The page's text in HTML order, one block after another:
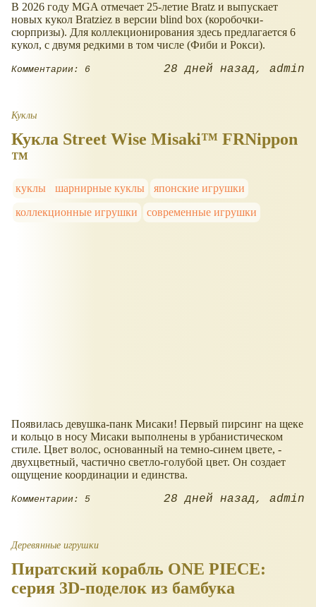
В 2026 году MGA отмечает 25-летие Bratz и выпускает
новых кукол Bratziez в версии blind box (коробочки-
сюрпризы). Для коллекционирования здесь предлагается 6
кукол, с двумя редкими в том числе (Фиби и Рокси).
Комментарии: 6 28 дней назад admin
Куклы
Кукла Street Wise Misaki™ FRNippon
™
куклы шарнирные куклы
японские игрушки
коллекционные игрушки
современные игрушки
Появилась девушка-панк Мисаки! Первый пирсинг на щеке
и кольцо в носу Мисаки выполнены в урбанистическом
стиле. Цвет волос, основанный на темно-синем цвете, -
двухцветный, частично светло-голубой цвет. Он создает
ощущение координации и единства.
Комментарии: 5 28 дней назад admin
Деревянные игрушки
Пиратский корабль ONE PIECE:
серия 3D-поделок из бамбука